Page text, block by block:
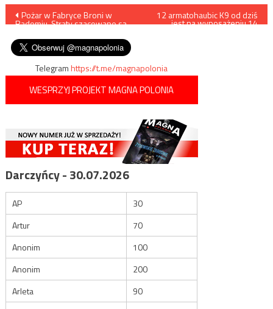
Nawigacja
wpisu
Pożar w Fabryce Broni w
Radomiu. Straty szacowane są
12 armatohaubic K9 od dziś
jest na wyposażeniu 14
Telegramhttps://t.me/magnapolonia
WESPRZYJ PROJEKT MAGNA POLONIA
Darczyńcy - 30.07.2026
AP
30
Artur
70
Anonim
100
Anonim
200
Arleta
90